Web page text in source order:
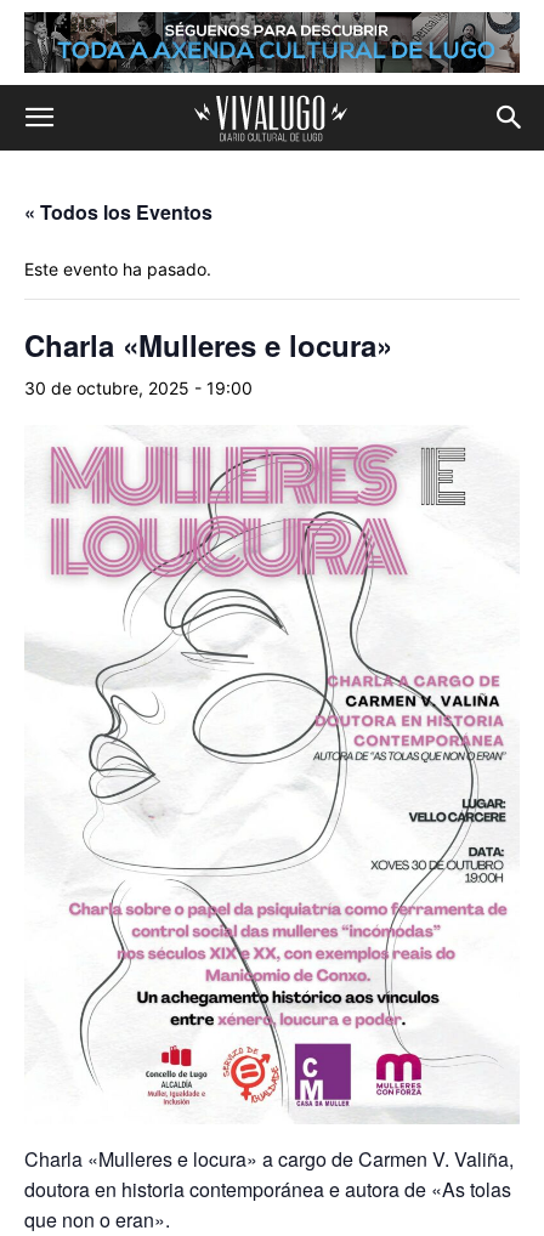
« Todos los Eventos
Este evento ha pasado.
Charla «Mulleres e locura»
30 de octubre, 2025 - 19:00
Charla «Mulleres e locura» a cargo de Carmen V. Valiña,
doutora en historia contemporánea e autora de «As tolas
que non o eran».